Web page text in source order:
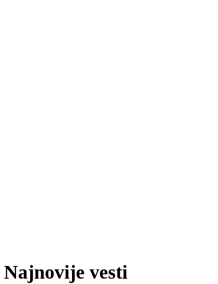
Najnovije vesti